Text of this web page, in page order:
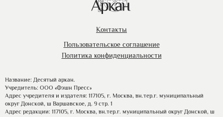
Контакты
Пользовательское соглашение
Политика конфиденциальности
Название: Десятый аркан.
Учредитель: ООО «Фэшн Пресс»
Адрес учредителя и издателя: 117105, г. Москва, вн.тер.г. муниципальный
округ Донской, ш Варшавское, д. 9 стр. 1
Адрес редакции: 117105, г. Москва, вн.тер.г. муниципальный округ Донской, ш